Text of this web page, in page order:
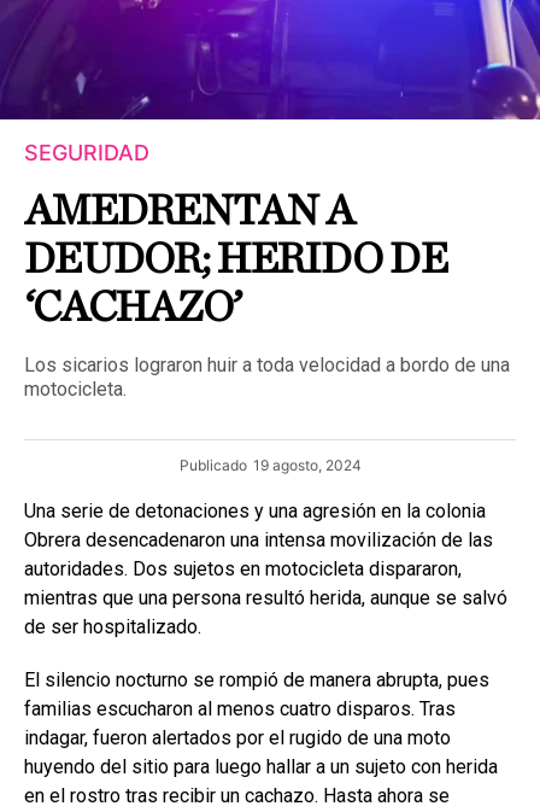
SEGURIDAD
AMEDRENTAN A
DEUDOR; HERIDO DE
‘CACHAZO’
Los sicarios lograron huir a toda velocidad a bordo de una
motocicleta.
Publicado 19 agosto, 2024
Una serie de detonaciones y una agresión en la colonia
Obrera desencadenaron una intensa movilización de las
autoridades. Dos sujetos en motocicleta dispararon,
mientras que una persona resultó herida, aunque se salvó
de ser hospitalizado.
El silencio nocturno se rompió de manera abrupta, pues
familias escucharon al menos cuatro disparos. Tras
indagar, fueron alertados por el rugido de una moto
huyendo del sitio para luego hallar a un sujeto con herida
en el rostro tras recibir un cachazo. Hasta ahora se